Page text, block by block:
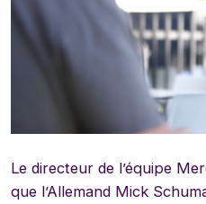
Le directeur de l’équipe
que l’Allemand Mick